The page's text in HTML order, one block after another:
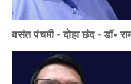
वसंत पंचमी - दोहा छंद - डॉ॰